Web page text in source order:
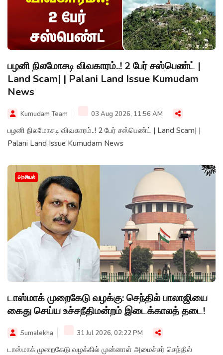
பழனி நிலமோசடி விவகாரம்..! 2 பேர் சஸ்பெண்ட் |
Land Scam| | Palani Land Issue Kumudam
News
Kumudam Team 03 Aug 2026, 11:56 AM
பழனி நிலமோசடி விவகாரம்..! 2 பேர் சஸ்பெண்ட் | Land Scam| |
Palani Land Issue Kumudam News
அரசியல்
டாஸ்மாக் முறைகேடு வழக்கு: செந்தில் பாலாஜியை
கைது செய்ய உச்சநீதிமன்றம் இடைக்காலத் தடை!
Sumalekha 31 Jul 2026, 02:22 PM
டாஸ்மாக் முறைகேடு வழக்கில் முன்னாள் அமைச்சர் செந்தில்